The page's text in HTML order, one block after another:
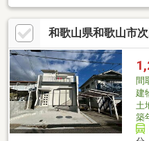
面道路6ｍ以上の物件
和歌山県和歌山市
間
建
土
築